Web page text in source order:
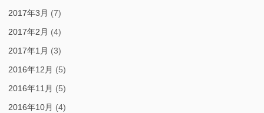
2017年3月 (7)
2017年2月 (4)
2017年1月 (3)
2016年12月 (5)
2016年11月 (5)
2016年10月 (4)